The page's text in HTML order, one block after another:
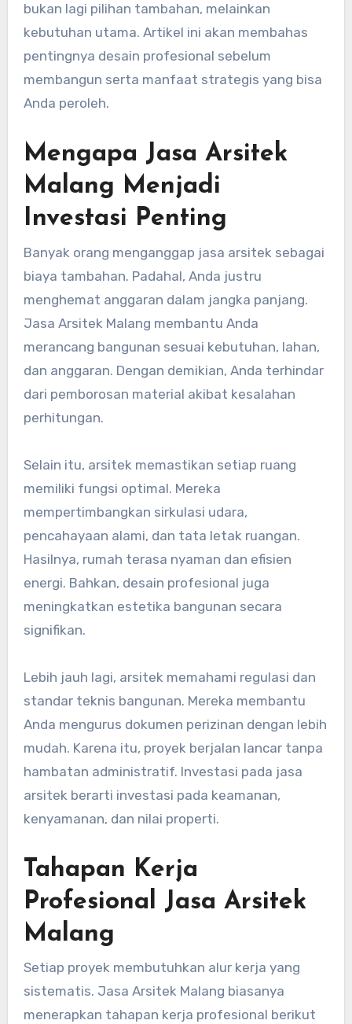
bukan lagi pilihan tambahan, melainkan
kebutuhan utama. Artikel ini akan membahas
pentingnya desain profesional sebelum
membangun serta manfaat strategis yang bisa
Anda peroleh.
Mengapa Jasa Arsitek
Malang Menjadi
Investasi Penting
Banyak orang menganggap jasa arsitek sebagai
biaya tambahan. Padahal, Anda justru
menghemat anggaran dalam jangka panjang.
Jasa Arsitek Malang membantu Anda
merancang bangunan sesuai kebutuhan, lahan,
dan anggaran. Dengan demikian, Anda terhindar
dari pemborosan material akibat kesalahan
perhitungan.
Selain itu, arsitek memastikan setiap ruang
memiliki fungsi optimal. Mereka
mempertimbangkan sirkulasi udara,
pencahayaan alami, dan tata letak ruangan.
Hasilnya, rumah terasa nyaman dan efisien
energi. Bahkan, desain profesional juga
meningkatkan estetika bangunan secara
signifikan.
Lebih jauh lagi, arsitek memahami regulasi dan
standar teknis bangunan. Mereka membantu
Anda mengurus dokumen perizinan dengan lebih
mudah. Karena itu, proyek berjalan lancar tanpa
hambatan administratif. Investasi pada jasa
arsitek berarti investasi pada keamanan,
kenyamanan, dan nilai properti.
Tahapan Kerja
Profesional Jasa Arsitek
Malang
Setiap proyek membutuhkan alur kerja yang
sistematis. Jasa Arsitek Malang biasanya
menerapkan tahapan kerja profesional berikut